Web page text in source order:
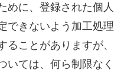
めに、登録された個人
できないよう加工処理
ることがありますが、
いては、何ら制限なく